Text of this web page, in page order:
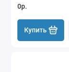
0р.
Купить